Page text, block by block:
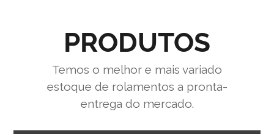
PRODUTOS
Temos o melhor e mais variado
estoque de rolamentos a pronta-
entrega do mercado.